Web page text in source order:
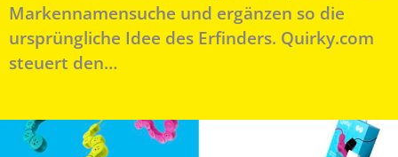
Markennamensuche und ergänzen so die
ursprüngliche Idee des Erfinders. Quirky.com
steuert den…